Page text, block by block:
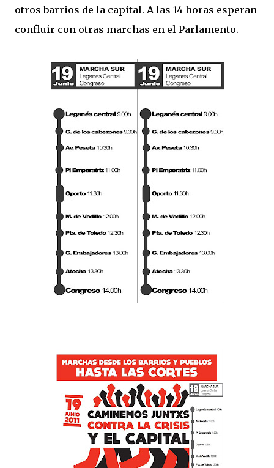
otros barrios de la capital. A las 14 horas esperan
confluir con otras marchas en el Parlamento.